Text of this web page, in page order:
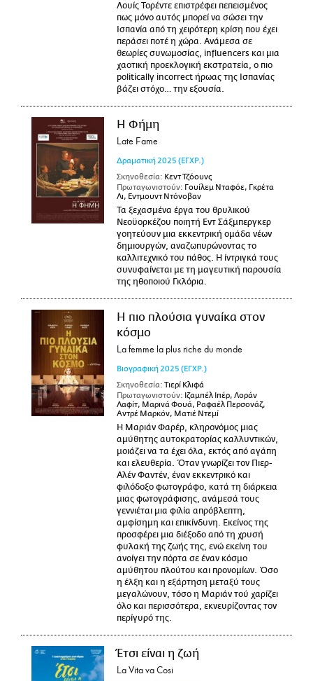
Λουίς Τορέντε επιστρέφει πεπεισμένος
πως μόνο αυτός μπορεί να σώσει την
Ισπανία από τη χειρότερη κρίση που έχει
περάσει ποτέ η χώρα. Ανάμεσα σε
θεωρίες συνωμοσίας, influencers και μια
χαοτική προεκλογική εκστρατεία, ο πιο
politically incorrect ήρωας της Ισπανίας
βάζει στόχο… την εξουσία.
Η Φήμη
Late Fame
Δραματική 2025 (ΕΓΧΡ.)
Σκηνοθεσία: Κεντ Τζόουνς
Πρωταγωνιστούν: Γουίλεμ Νταφόε, Γκρέτα
Λι, Εντμουντ Ντόνοβαν
Τα ξεχασμένα έργα του θρυλικού
Νεοϋορκέζου ποιητή Εντ Σάξμπεργκερ
γοητεύουν μια εκκεντρική ομάδα νέων
δημιουργών, αναζωπυρώνοντας το
καλλιτεχνικό του πάθος. Η ίντριγκά τους
συνυφαίνεται με τη μαγευτική παρουσία
της ηθοποιού Γκλόρια.
Η πιο πλούσια γυναίκα στον
κόσμο
La femme la plus riche du monde
Βιογραφική 2025 (ΕΓΧΡ.)
Σκηνοθεσία: Τιερί Κλιφά
Πρωταγωνιστούν: Ιζαμπέλ Ιπέρ, Λοράν
Λαφίτ, Μαρινά Φουά, Ραφαέλ Περσονάζ,
Αντρέ Μαρκόν, Ματιέ Ντεμί
Η Μαριάν Φαρέρ, κληρονόμος μιας
αμύθητης αυτοκρατορίας καλλυντικών,
μοιάζει να τα έχει όλα, εκτός από αγάπη
και ελευθερία. Όταν γνωρίζει τον Πιερ-
Αλέν Φαντέν, έναν εκκεντρικό και
φιλόδοξο φωτογράφο, κατά τη διάρκεια
μιας φωτογράφισης, ανάμεσά τους
γεννιέται μια φιλία απρόβλεπτη,
αμφίσημη και επικίνδυνη. Εκείνος της
προσφέρει μια διέξοδο από τη χρυσή
φυλακή της ζωής της, ενώ εκείνη του
ανοίγει την πόρτα σε έναν κόσμο
αμύθητου πλούτου και προνομίων. Όσο
η έλξη και η εξάρτηση μεταξύ τους
μεγαλώνουν, τόσο η Μαριάν τού χαρίζει
όλο και περισσότερα, εκνευρίζοντας τον
περίγυρό της.
Έτσι είναι η ζωή
La Vita va Cosi